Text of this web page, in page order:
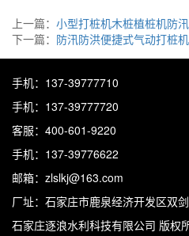
上一篇： 小型打桩机木桩植桩机防
下一篇： 防汛防洪便捷式气动打桩
手机：137-39777710
手机：137-39777720
客服：400-601-9220
手机：137-39776622
邮箱：zlslkj@163.com
厂址：石家庄市鹿泉经济开发区双
石家庄逐浪水利科技有限公司 版权